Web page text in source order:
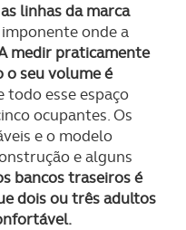
linhas da marca
onde a
medir praticamente
seu volume é
todo esse espaço
ocupantes. Os
e o modelo
e alguns
bancos traseiros é
dois ou três adultos